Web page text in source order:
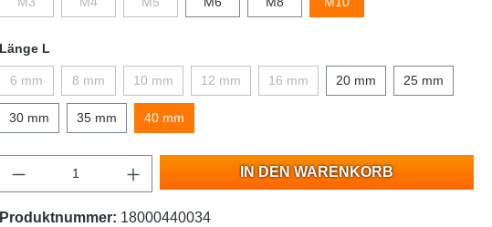
Länge L
6 mm 8 mm 10 mm 12 mm 16 mm 20 mm 25 mm
30 mm 35 mm 40 mm
IN DEN WARENKORB
Produktnummer: 18000440034